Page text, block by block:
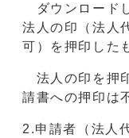
ダウンロード
法人の印（法人
可）を押印した
法人の印を押
請書への押印は
2.申請者（法人